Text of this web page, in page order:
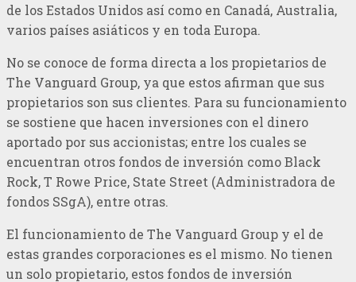
de los Estados Unidos así como en Canadá, Australia,
varios países asiáticos y en toda Europa.
No se conoce de forma directa a los propietarios de
The Vanguard Group, ya que estos afirman que sus
propietarios son sus clientes. Para su funcionamiento
se sostiene que hacen inversiones con el dinero
aportado por sus accionistas; entre los cuales se
encuentran otros fondos de inversión como Black
Rock, T Rowe Price, State Street (Administradora de
fondos SSgA), entre otras.
El funcionamiento de The Vanguard Group y el de
estas grandes corporaciones es el mismo. No tienen
un solo propietario, estos fondos de inversión